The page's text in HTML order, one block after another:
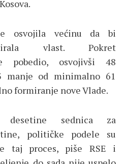
osvojila većinu da bi
vlast. Pokret
pobedio, osvojivši 48
manje od minimalno 61
formiranje nove Vlade.
sednica za
političke podele su
taj proces, piše RSE i